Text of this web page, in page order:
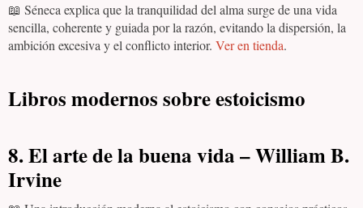
📖 Séneca explica que la tranquilidad del alma surge de una vida
sencilla, coherente y guiada por la razón, evitando la dispersión, la
ambición excesiva y el conflicto interior. Ver en tienda.
Libros modernos sobre estoicismo
8. El arte de la buena vida – William B.
Irvine